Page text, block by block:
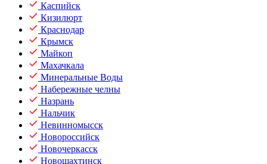
Каспийск
Кизилюрт
Краснодар
Крымск
Майкоп
Махачкала
Минеральные Воды
Набережные челны
Назрань
Нальчик
Невинномысск
Новороссийск
Новочеркасск
Новошахтинск